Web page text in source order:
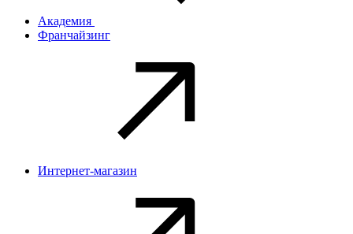
Академия
Франчайзинг
Интернет-магазин